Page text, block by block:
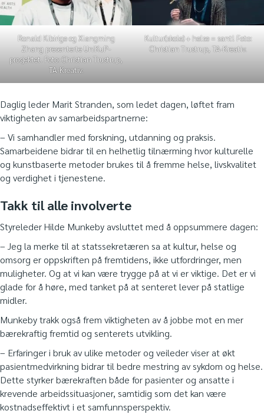
Ronald Kibirige og Xiangming
Zhang presenterte UniKuP-
prosjektet. Foto: Christian Trustrup,
TA-Kreativ.
Kultur(skole) + helse = sant! Foto:
Christian Trustrup, TA-Kreativ.
Daglig leder Marit Stranden, som ledet dagen, løftet fram
viktigheten av samarbeidspartnerne:
– Vi samhandler med forskning, utdanning og praksis.
Samarbeidene bidrar til en helhetlig tilnærming hvor kulturelle
og kunstbaserte metoder brukes til å fremme helse, livskvalitet
og verdighet i tjenestene.
Takk til alle involverte
Styreleder Hilde Munkeby avsluttet med å oppsummere dagen:
– Jeg la merke til at statssekretæren sa at kultur, helse og
omsorg er oppskriften på fremtidens, ikke utfordringer, men
muligheter. Og at vi kan være trygge på at vi er viktige. Det er vi
glade for å høre, med tanket på at senteret lever på statlige
midler.
Munkeby trakk også frem viktigheten av å jobbe mot en mer
bærekraftig fremtid og senterets utvikling.
– Erfaringer i bruk av ulike metoder og veileder viser at økt
pasientmedvirkning bidrar til bedre mestring av sykdom og helse.
Dette styrker bærekraften både for pasienter og ansatte i
krevende arbeidssituasjoner, samtidig som det kan være
kostnadseffektivt i et samfunnsperspektiv.